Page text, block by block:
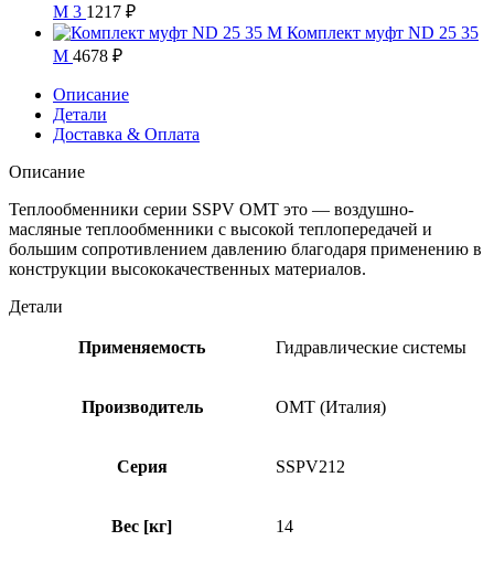
M 3 1217 ₽
Комплект муфт ND 25 35
M 4678 ₽
Описание
Детали
Доставка & Оплата
Описание
Теплообменники серии SSPV OMT это — воздушно-
масляные теплообменники с высокой теплопередачей и
большим сопротивлением давлению благодаря применению в
конструкции высококачественных материалов.
Детали
Применяемость Гидравлические системы
Производитель OMT (Италия)
Серия SSPV212
Вес [кг] 14